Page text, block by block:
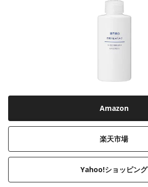
Amazon
楽天市場
Yahoo!ショッピング